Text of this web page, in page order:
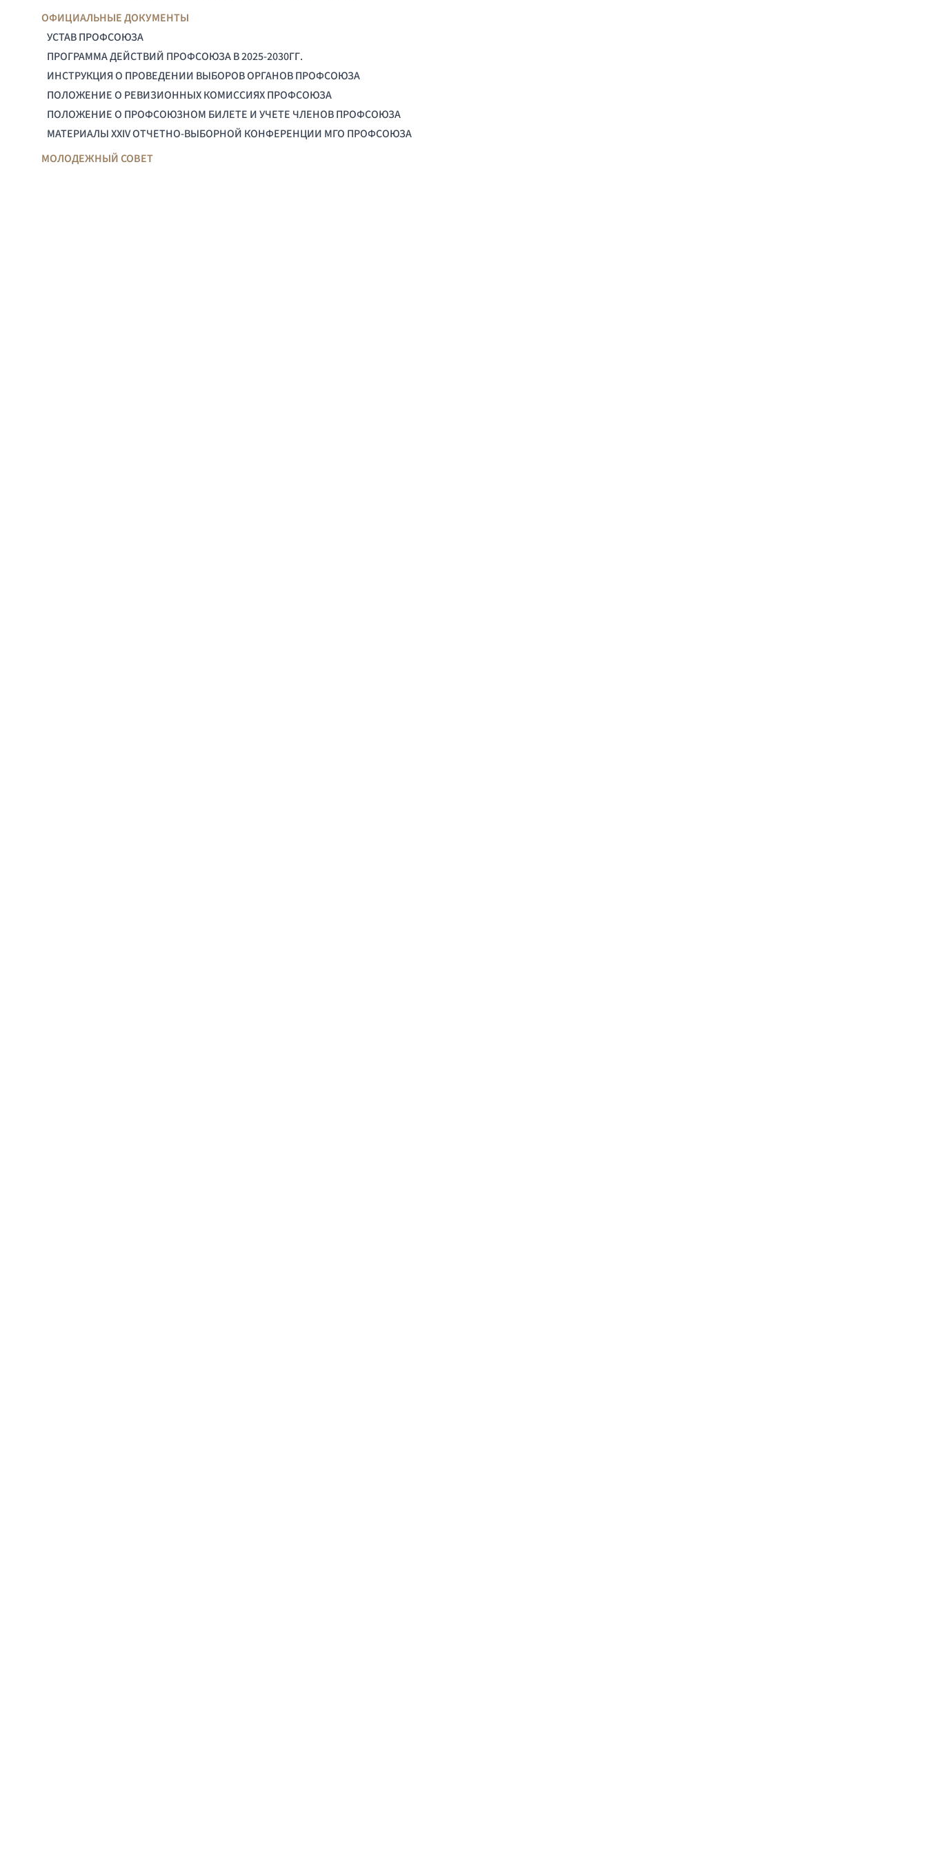
ОФИЦИАЛЬНЫЕ ДОКУМЕНТЫ
УСТАВ ПРОФСОЮЗА
ПРОГРАММА ДЕЙСТВИЙ ПРОФСОЮЗА В 2025-2030ГГ.
ИНСТРУКЦИЯ О ПРОВЕДЕНИИ ВЫБОРОВ ОРГАНОВ ПРОФСОЮЗА
ПОЛОЖЕНИЕ О РЕВИЗИОННЫХ КОМИССИЯХ ПРОФСОЮЗА
ПОЛОЖЕНИЕ О ПРОФСОЮЗНОМ БИЛЕТЕ И УЧЕТЕ ЧЛЕНОВ ПРОФСОЮЗА
МАТЕРИАЛЫ XXIV ОТЧЕТНО-ВЫБОРНОЙ КОНФЕРЕНЦИИ МГО ПРОФСОЮЗА
МОЛОДЕЖНЫЙ СОВЕТ